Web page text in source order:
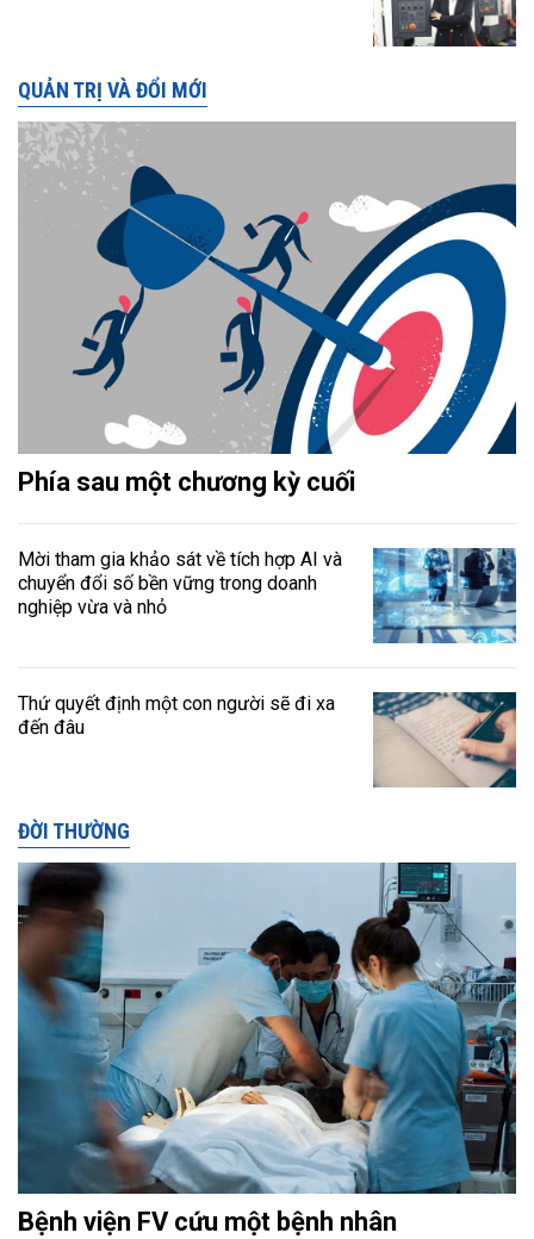
QUẢN TRỊ VÀ ĐỔI MỚI
Phía sau một chương kỳ cuối
Mời tham gia khảo sát về tích hợp AI và
chuyển đổi số bền vững trong doanh
nghiệp vừa và nhỏ
Thứ quyết định một con người sẽ đi xa
đến đâu
ĐỜI THƯỜNG
Bệnh viện FV cứu một bệnh nhân